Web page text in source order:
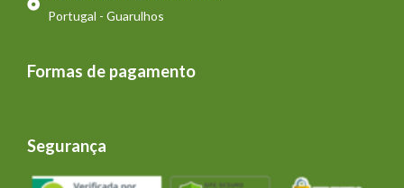
Portugal - Guarulhos
Formas de pagamento
Segurança